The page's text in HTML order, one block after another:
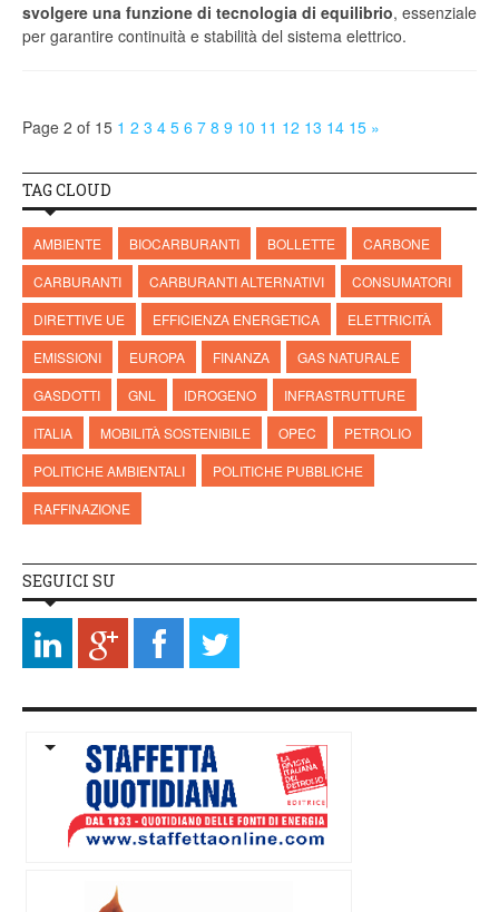
svolgere una funzione di tecnologia di equilibrio, essenziale
per garantire continuità e stabilità del sistema elettrico.
Page 2 of 15 1 2 3 4 5 6 7 8 9 10 11 12 13 14 15 »
TAG CLOUD
AMBIENTE BIOCARBURANTI BOLLETTE
CARBONE
CARBURANTI
CARBURANTI ALTERNATIVI
CONSUMATORI
DIRETTIVE UE
EFFICIENZA ENERGETICA
ELETTRICITÀ
EMISSIONI
EUROPA FINANZA
GAS NATURALE
GASDOTTI
GNL IDROGENO
INFRASTRUTTURE
ITALIA
MOBILITÀ SOSTENIBILE OPEC
PETROLIO
POLITICHE AMBIENTALI
POLITICHE PUBBLICHE
RAFFINAZIONE
SEGUICI SU